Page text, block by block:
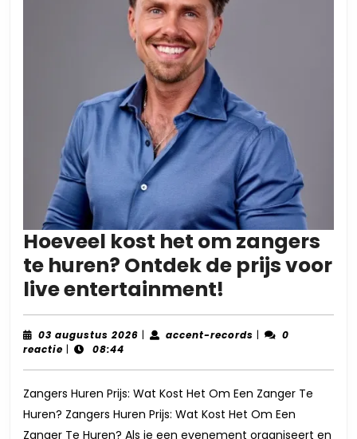
Hoeveel kost het om zangers
te huren? Ontdek de prijs voor
live entertainment!
kost
het
zangers
te
huren?
03 augustus 2026 03
| accent-records accent-
|
0
reactie | 08:44
Zangers Huren Prijs: Wat Kost Het Om Een Zanger Te
Huren? Zangers Huren Prijs: Wat Kost Het Om Een
Zanger Te Huren? Als je een evenement organiseert en